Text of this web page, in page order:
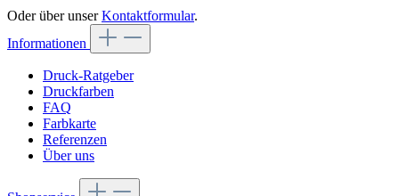
Oder über unserKontaktformular.
Informationen
Druck-Ratgeber
Druckfarben
FAQ
Farbkarte
Referenzen
Über uns